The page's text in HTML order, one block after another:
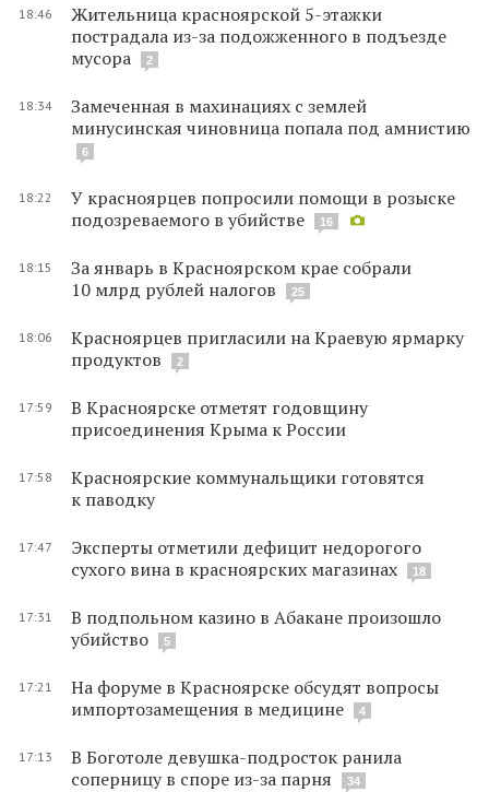
18:46
Жительница красноярской 5-этажки
пострадала из-за подожженного в подъезде
мусора
2
18:34
Замеченная в махинациях с землей
минусинская чиновница попала под амнистию
6
18:22
У красноярцев попросили помощи в розыске
подозреваемого в убийстве
16
18:15
За январь в Красноярском крае собрали
10 млрд рублей налогов
25
18:06
Красноярцев пригласили на Краевую ярмарку
продуктов
2
17:59
В Красноярске отметят годовщину
присоединения Крыма к России
17:58
Красноярские коммунальщики готовятся
к паводку
17:47
Эксперты отметили дефицит недорогого
сухого вина в красноярских магазинах
18
17:31
В подпольном казино в Абакане произошло
убийство
5
17:21
На форуме в Красноярске обсудят вопросы
импортозамещения в медицине
4
17:13
В Боготоле девушка-подросток ранила
соперницу в споре из-за парня
34